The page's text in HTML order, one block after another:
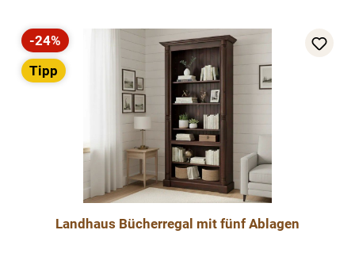
Rabatt
-24%
Tipp
Landhaus Bücherregal mit fünf Ablagen